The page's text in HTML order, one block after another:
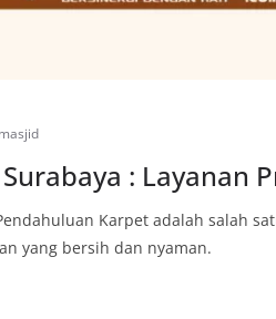
: Layanan
Karpet adalah salah
yang bersih dan nyaman.